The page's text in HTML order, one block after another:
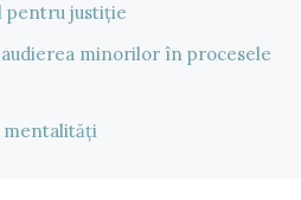
pentru justiție
minorilor în procesele
mentalități